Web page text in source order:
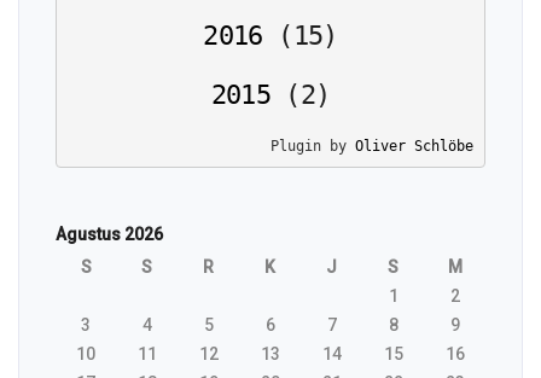
2016
( 15)
2015
(2)
Plugin by Oliver Schlöbe
Agustus 2026
S
S R K J S
M
1
2
3
4 5 6 7 8
9
10
11 12 13 14 15
16